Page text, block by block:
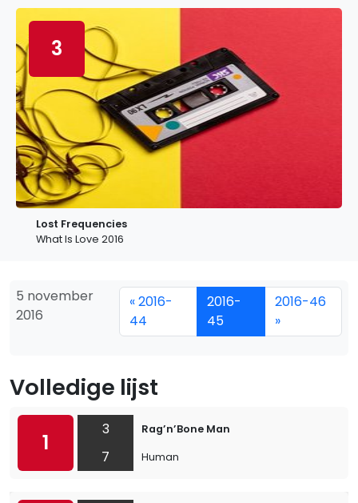
3
Lost Frequencies
What Is Love 2016
5 november
2016
« 2016-
44
2016-
45
2016-46
»
Volledige lijst
1
3
7
Rag’n’Bone Man
Human